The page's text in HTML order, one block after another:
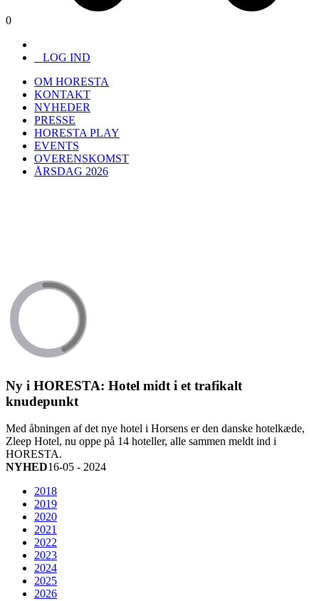
0
LOG IND
OM HORESTA
KONTAKT
NYHEDER
PRESSE
HORESTA PLAY
EVENTS
OVERENSKOMST
ÅRSDAG 2026
Ny i HORESTA: Hotel midt i et trafikalt
knudepunkt
Med åbningen af det nye hotel i Horsens er den danske hotelkæde,
Zleep Hotel, nu oppe på 14 hoteller, alle sammen meldt ind i
HORESTA.
NYHED16-05 - 2024
2018
2019
2020
2021
2022
2023
2024
2025
2026